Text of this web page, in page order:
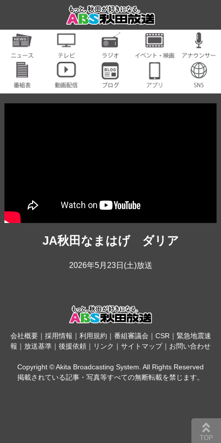
JA秋田なまはげ ダリア
2026年5月23日(土)放送
会社概要｜ 採用情報 ｜ 利用規約 ｜ 番組審議会 ｜ CSR ｜ 緊急地震速
報 ｜ 放送基準 ｜ 後援依頼 ｜ リンク ｜ サイトマップ｜ お問い合わせ
Copyright © Akita Broadcasting System. All Rights Reserved
掲載されている記事・写真等すべての無断転載を禁じます。